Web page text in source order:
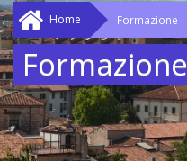
Home Formazione
Formazione